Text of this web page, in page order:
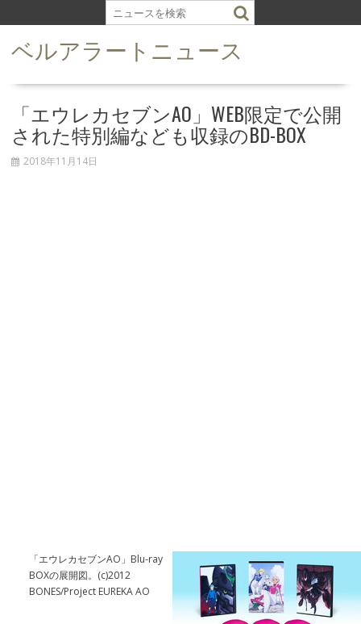
k
ベルアラートニュース
「エウレカセブンAO」WEB限定で公開
された特別編なども収録のBD-BOX
2018年11月14日
「エウレカセブンAO」Blu-ray
BOXの展開図。(c)2012
BONES/Project EUREKA AO